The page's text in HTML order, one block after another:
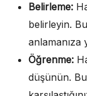
Belirleme:
belirleyin.
anlamanıza
Öğrenme:
düşünün.